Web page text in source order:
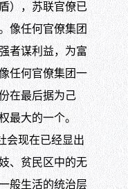
），苏联官僚已
像任何官僚集团
者谋利益，为富
任何官僚集团一
在最后据为己
最大的一个。
现在已经显出
、贫民区中的无
般生活的统治层